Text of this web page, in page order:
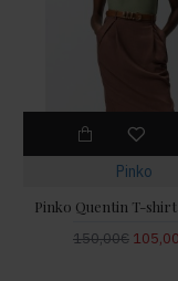
Pinko
150,00€